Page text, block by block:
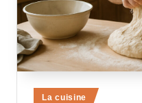
Posted
La cuisine